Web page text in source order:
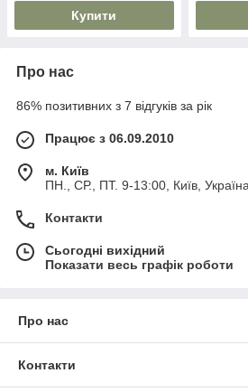
Купити
Про нас
86% позитивних з 7 відгуків за рік
Працює з 06.09.2010
м. Київ
ПН., СР., ПТ. 9-13:00, Київ,
Контакти
Сьогодні вихідний
Показати весь графік роботи
Про нас
Контакти